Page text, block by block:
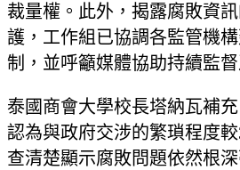
裁量權。此外，揭露腐敗資
護，工作組已協調各監管機
制，並呼籲媒體協助持續監
泰國商會大學校長塔納瓦補
認為與政府交涉的繁瑣程度
查清楚顯示腐敗問題依然根